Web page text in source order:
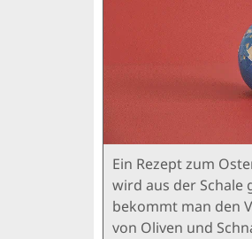
Ein Rezept zum
wird aus der Schale
bekommt man den
von Oliven und